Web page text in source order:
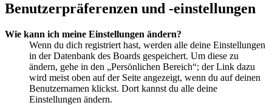
Benutzerpräferenzen und -einstellungen
Wie kann ich meine Einstellungen ändern?
Wenn du dich registriert hast, werden alle deine Einstellungen
in der Datenbank des Boards gespeichert. Um diese zu
ändern, gehe in den „Persönlichen Bereich“; der Link dazu
wird meist oben auf der Seite angezeigt, wenn du auf deinen
Benutzernamen klickst. Dort kannst du alle deine
Einstellungen ändern.